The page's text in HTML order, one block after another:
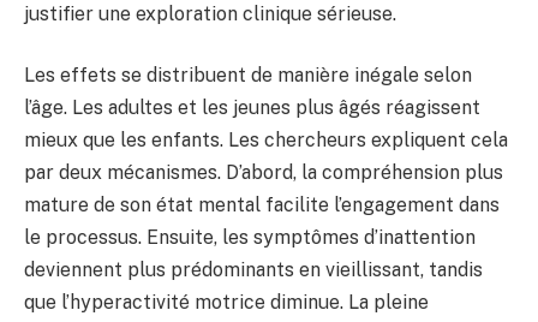
justifier une exploration clinique sérieuse.
Les effets se distribuent de manière inégale selon
l’âge. Les adultes et les jeunes plus âgés réagissent
mieux que les enfants. Les chercheurs expliquent cela
par deux mécanismes. D’abord, la compréhension plus
mature de son état mental facilite l’engagement dans
le processus. Ensuite, les symptômes d’inattention
deviennent plus prédominants en vieillissant, tandis
que l’hyperactivité motrice diminue. La pleine